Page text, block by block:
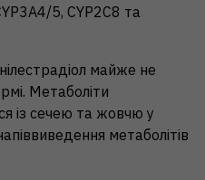
5, CYP2C8 та
майже не
Метаболіти
із сечею та жовчю у
метаболітів